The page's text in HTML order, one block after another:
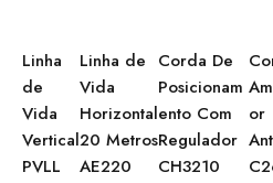
Linha
de
Vida
Vertical
PVLL
Linha de
Vida
Horizontal
20 Metros
AE220
Corda De
Posicionam
ento Com
Regulador
CH3210
or